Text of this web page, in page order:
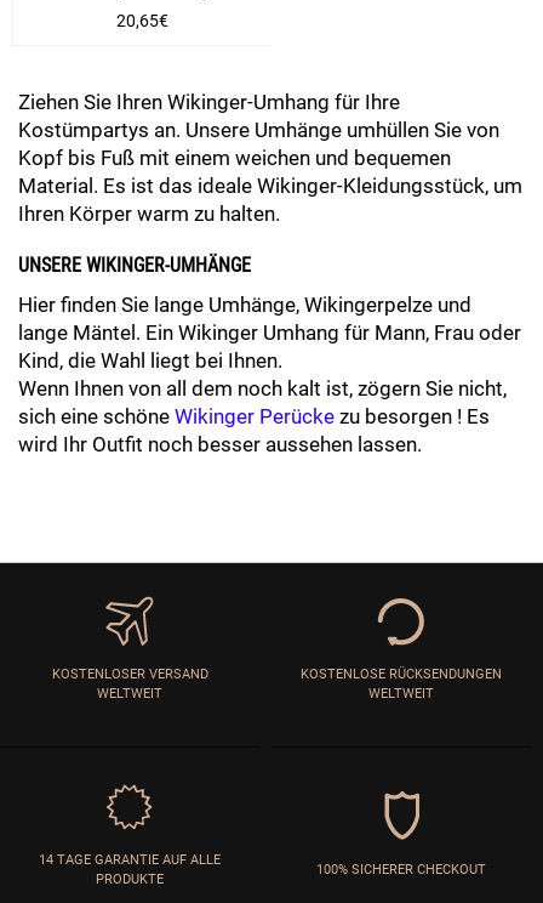
Normaler
20,65€
Ziehen Sie Ihren Wikinger-Umhang für Ihre
Kostümpartys an. Unsere Umhänge umhüllen Sie von
Kopf bis Fuß mit einem weichen und bequemen
Material. Es ist das ideale Wikinger-Kleidungsstück, um
Ihren Körper warm zu halten.
UNSERE WIKINGER-UMHÄNGE
Hier finden Sie lange Umhänge, Wikingerpelze und
lange Mäntel. Ein Wikinger Umhang für Mann, Frau oder
Kind, die Wahl liegt bei Ihnen.
Wenn Ihnen von all dem noch kalt ist, zögern Sie nicht,
sich eine schöne Wikinger Perücke zu besorgen ! Es
wird Ihr Outfit noch besser aussehen lassen.
KOSTENLOSER VERSAND
WELTWEIT
KOSTENLOSE RÜCKSENDUNGEN
WELTWEIT
14 TAGE GARANTIE AUF ALLE
PRODUKTE
100% SICHERER CHECKOUT